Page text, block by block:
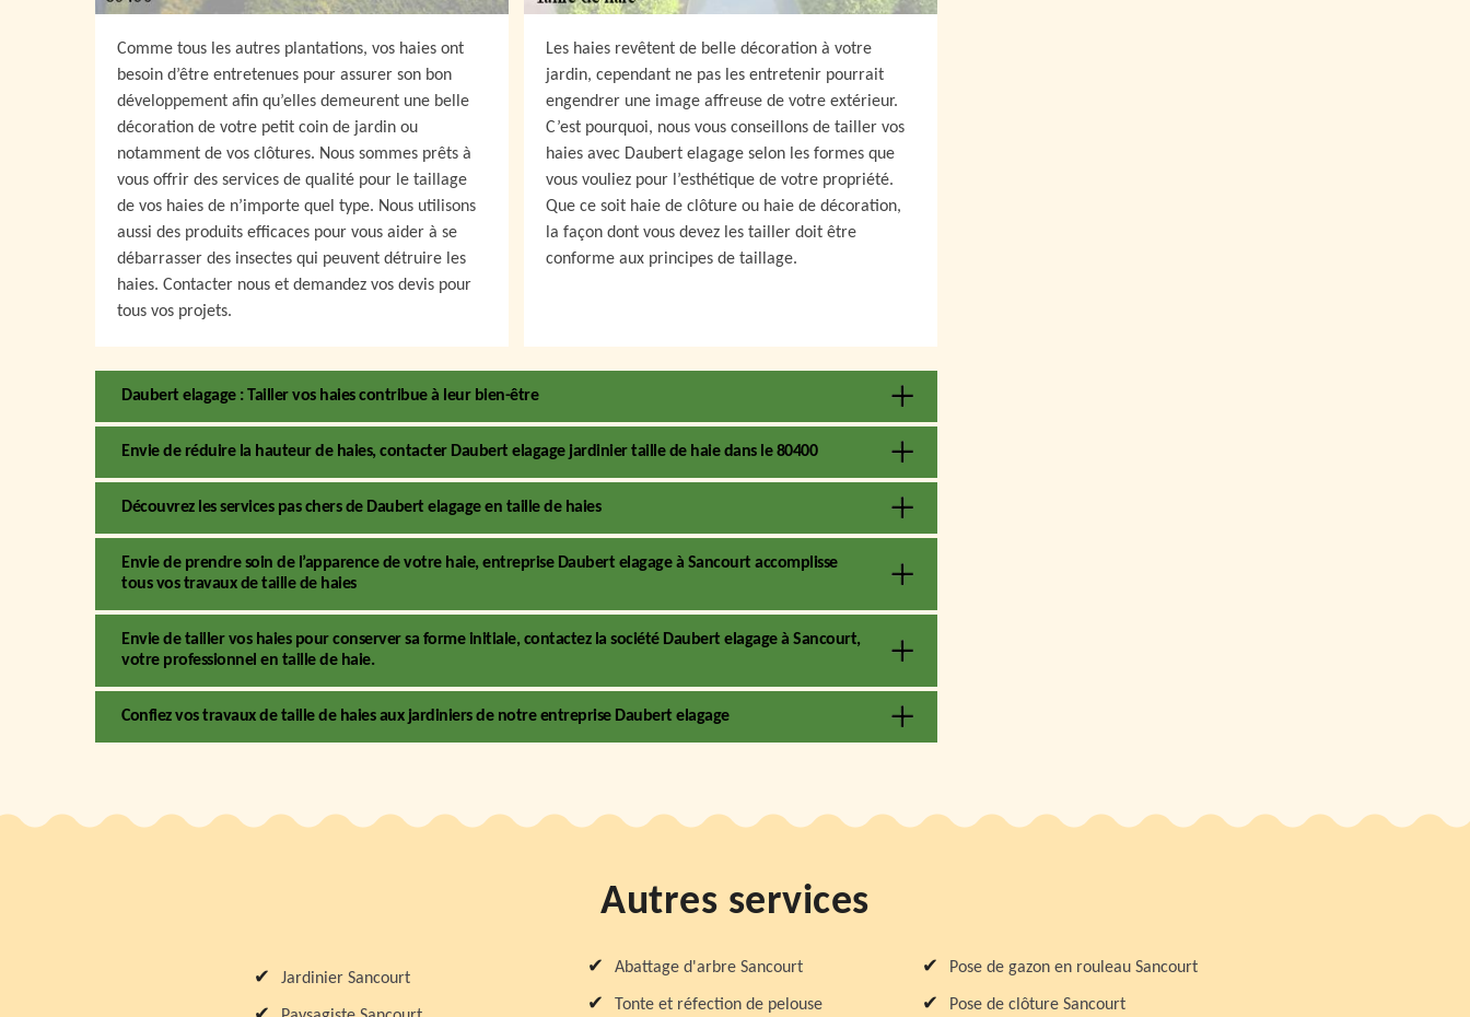
Comme tous les autres plantations, vos haies ont
besoin d’être entretenues pour assurer son bon
développement afin qu’elles demeurent une belle
décoration de votre petit coin de jardin ou
notamment de vos clôtures. Nous sommes prêts à
vous offrir des services de qualité pour le taillage
de vos haies de n’importe quel type. Nous utilisons
aussi des produits efficaces pour vous aider à se
débarrasser des insectes qui peuvent détruire les
haies. Contacter nous et demandez vos devis pour
tous vos projets.
Les haies revêtent de belle décoration à votre
jardin, cependant ne pas les entretenir pourrait
engendrer une image affreuse de votre extérieur.
C’est pourquoi, nous vous conseillons de tailler vos
haies avec Daubert elagage selon les formes que
vous vouliez pour l’esthétique de votre propriété.
Que ce soit haie de clôture ou haie de décoration,
la façon dont vous devez les tailler doit être
conforme aux principes de taillage.
Daubert elagage : Tailler vos haies contribue à leur bien-être
Envie de réduire la hauteur de haies, contacter Daubert elagage jardinier taille de haie dans le 80400
Découvrez les services pas chers de Daubert elagage en taille de haies
Envie de prendre soin de l’apparence de votre haie, entreprise Daubert elagage à Sancourt accomplisse
tous vos travaux de taille de haies
Envie de tailler vos haies pour conserver sa forme initiale, contactez la société Daubert elagage à Sancourt,
votre professionnel en taille de haie.
Confiez vos travaux de taille de haies aux jardiniers de notre entreprise Daubert elagage
Autres services
Jardinier Sancourt
Abattage d'arbre Sancourt
Tonte et réfection de pelouse
Pose de gazon en rouleau Sancourt
Pose de clôture Sancourt